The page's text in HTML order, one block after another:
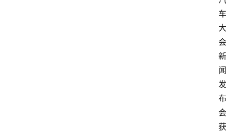
车
大
会
新
闻
发
布
会
获